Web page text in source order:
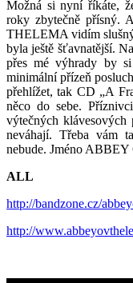
Možná si nyní říkáte,
roky zbytečně přísný.
THELEMA vidím
byla ještě šťavnatější.
přes mé výhrady by si
minimální přízeň
přehlížet, tak CD „A
něco do sebe.
výtečných klávesových
neváhají. Třeba vám
nebude. Jméno
ALL
http://bandzone.cz/
http://